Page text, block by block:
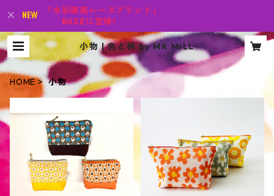
『水彩画風レースプリント』
BASEに登場!
小物 | 色と柄 by MK MiLL
HOME 小物